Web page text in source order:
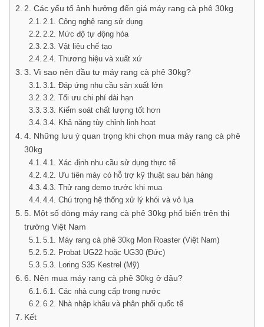
2. Các yếu tố ảnh hưởng đến giá máy rang cà phê 30kg
2.1. Công nghệ rang sử dụng
2.2. Mức độ tự động hóa
2.3. Vật liệu chế tạo
2.4. Thương hiệu và xuất xứ
3. Vì sao nên đầu tư máy rang cà phê 30kg?
3.1. Đáp ứng nhu cầu sản xuất lớn
3.2. Tối ưu chi phí dài hạn
3.3. Kiểm soát chất lượng tốt hơn
3.4. Khả năng tùy chỉnh linh hoạt
4. Những lưu ý quan trọng khi chọn mua máy rang cà phê
30kg
4.1. Xác định nhu cầu sử dụng thực tế
4.2. Ưu tiên máy có hỗ trợ kỹ thuật sau bán hàng
4.3. Thử rang demo trước khi mua
4.4. Chú trọng hệ thống xử lý khói và vỏ lụa
5. Một số dòng máy rang cà phê 30kg phổ biến trên thị
trường Việt Nam
5.1. Máy rang cà phê 30kg Mon Roaster (Việt Nam)
5.2. Probat UG22 hoặc UG30 (Đức)
5.3. Loring S35 Kestrel (Mỹ)
6. Nên mua máy rang cà phê 30kg ở đâu?
6.1. Các nhà cung cấp trong nước
6.2. Nhà nhập khẩu và phân phối quốc tế
Kết